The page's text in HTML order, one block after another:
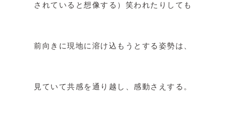
されていると想像する）笑われたりしても
前向きに現地に溶け込もうとする姿勢は、
見ていて共感を通り越し、感動さえする。